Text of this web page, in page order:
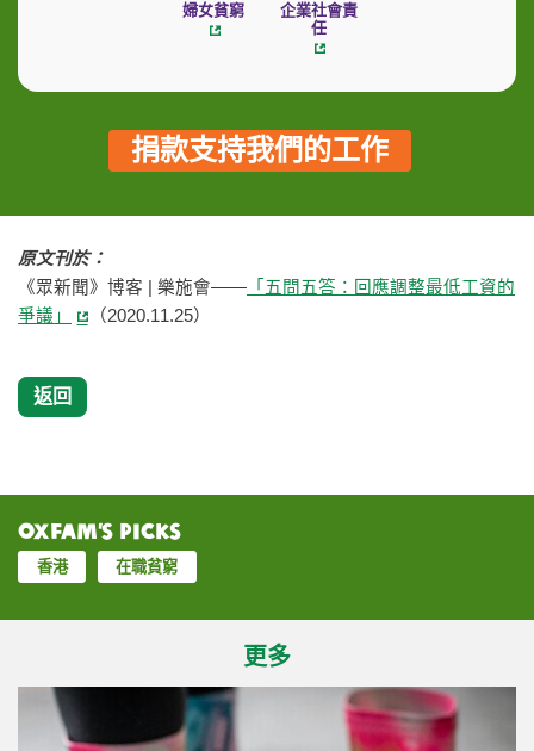
婦女貧窮
企業社會責
任
捐款支持我們的工作
原文刊於：
《眾新聞》博客 | 樂施會—— 「五問五答：回應調整最低工資的
爭議」
（2020.11.25）
返回
Oxfam’s Picks
香港 在職貧窮
更多